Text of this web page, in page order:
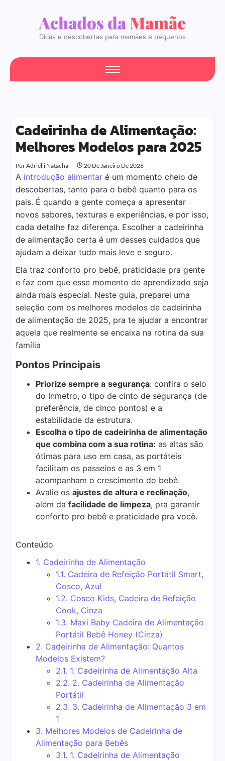
Dicas e descobertas para mamães e pequenos
Cadeirinha de Alimentação:
Melhores Modelos para 2025
PorAdrielli Natacha 20 De Janeiro De 2026
A introdução alimentar é um momento cheio de
descobertas, tanto para o bebê quanto para os
pais. É quando a gente começa a apresentar
novos sabores, texturas e experiências, e por isso,
cada detalhe faz diferença. Escolher a cadeirinha
de alimentação certa é um desses cuidados que
ajudam a deixar tudo mais leve e seguro.
Ela traz conforto pro bebê, praticidade pra gente
e faz com que esse momento de aprendizado seja
ainda mais especial. Neste guia, preparei uma
seleção com os melhores modelos de cadeirinha
de alimentação de 2025, pra te ajudar a encontrar
aquela que realmente se encaixa na rotina da sua
família
Pontos Principais
Priorize sempre a segurança: confira o selo
do Inmetro, o tipo de cinto de segurança (de
preferência, de cinco pontos) e a
estabilidade da estrutura.
Escolha o tipo de cadeirinha de alimentação
que combina com a sua rotina: as altas são
ótimas para uso em casa, as portáteis
facilitam os passeios e as 3 em 1
acompanham o crescimento do bebê.
Avalie os ajustes de altura e reclinação,
além da facilidade de limpeza, pra garantir
conforto pro bebê e praticidade pra você.
Conteúdo
1. Cadeirinha de Alimentação
1.1. Cadeira de Refeição Portátil Smart,
Cosco, Azul
1.2. Cosco Kids, Cadeira de Refeição
Cook, Cinza
1.3. Maxi Baby Cadeira de Alimentação
Portátil Bebê Honey (Cinza)
2. Cadeirinha de Alimentação: Quantos
Modelos Existem?
2.1. 1. Cadeirinha de Alimentação Alta
2.2. 2. Cadeirinha de Alimentação
Portátil
2.3. 3. Cadeirinha de Alimentação 3 em
1
3. Melhores Modelos de Cadeirinha de
Alimentação para Bebês
3.1. 1. Cadeirinha de Alimentação